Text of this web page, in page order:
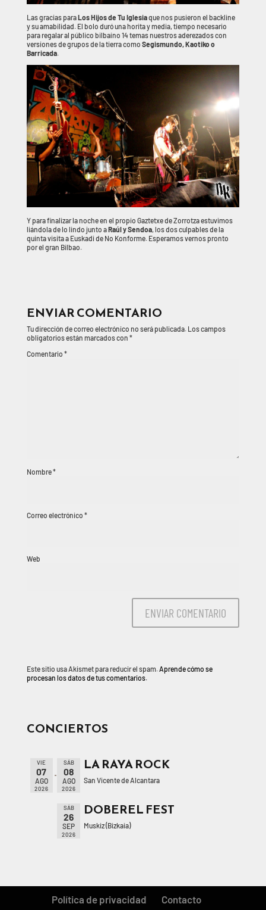
Las gracias paraLos Hijos de Tu Iglesiaque nos pusieron el backline
y su amabilidad. El bolo duró una horita y media, tiempo necesario
para regalar al público bilbaíno 14 temas nuestros aderezados con
versiones de grupos de la tierra como Segismundo, Kaotiko o
Barricada.
Y para finalizar la noche en el propio Gaztetxe de Zorrotza estuvimos
liándola de lo lindo junto aRaúl y Sendoa, los dos culpables de la
quinta visita a Euskadi de No Konforme. Esperamos vernos pronto
por el gran Bilbao.
ENVIAR COMENTARIO
Tu dirección de correo electrónico no será publicada. Los campos
obligatorios están marcados con *
Comentario *
Nombre*
Correo electrónico *
Web
Este sitio usa Akismet para reducir el spam.Aprende cómo se
procesan los datos de tus comentarios.
CONCIERTOS
VIE
07
AGO
2026
SÁB
08
AGO
2026
LA RAYA ROCK
San Vicente de Alcantara
SÁB
26
SEP
2026
DOBEREL FEST
Muskiz (Bizkaia)
Política de privacidad Contacto